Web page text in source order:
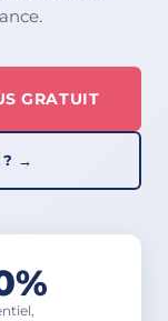
GRATUIT
? →